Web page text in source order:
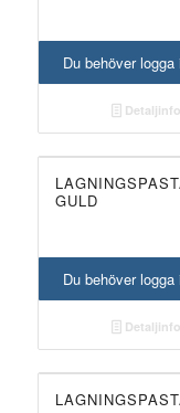
Du behöver
Detaljinfo
GULD
Du behöver
Detaljinfo